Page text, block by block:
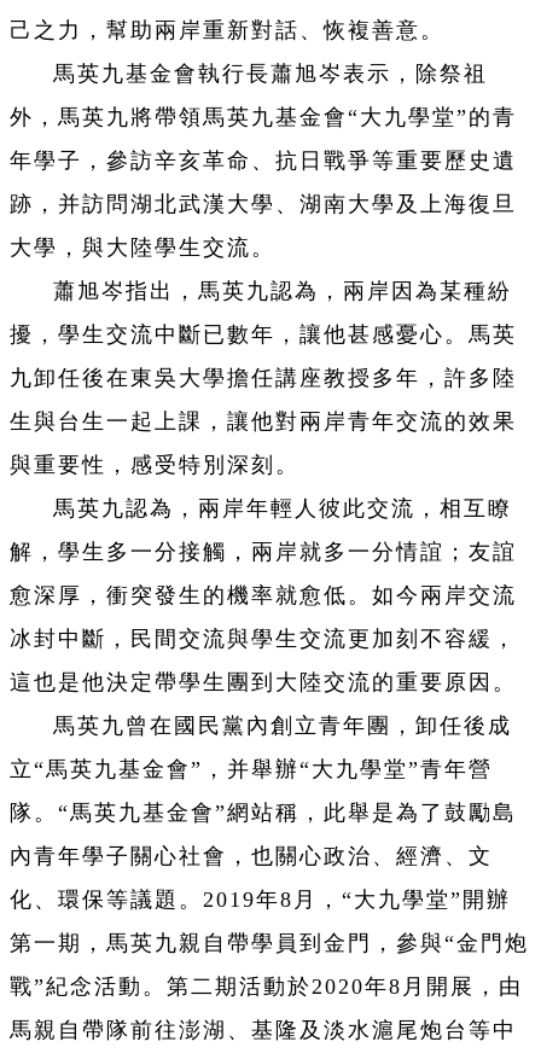
己之力，幫助兩岸重新對話、恢複善意。
馬英九基金會執行長蕭旭岑表示，除祭祖
外，馬英九將帶領馬英九基金會“大九學堂”的青
年學子，參訪辛亥革命、抗日戰爭等重要歷史遺
跡，并訪問湖北武漢大學、湖南大學及上海復旦
大學，與大陸學生交流。
蕭旭岑指出，馬英九認為，兩岸因為某種紛
擾，學生交流中斷已數年，讓他甚感憂心。馬英
九卸任後在東吳大學擔任講座教授多年，許多陸
生與台生一起上課，讓他對兩岸青年交流的效果
與重要性，感受特別深刻。
馬英九認為，兩岸年輕人彼此交流，相互瞭
解，學生多一分接觸，兩岸就多一分情誼；友誼
愈深厚，衝突發生的機率就愈低。如今兩岸交流
冰封中斷，民間交流與學生交流更加刻不容緩，
這也是他決定帶學生團到大陸交流的重要原因。
馬英九曾在國民黨內創立青年團，卸任後成
立“馬英九基金會”，并舉辦“大九學堂”青年營
隊。“馬英九基金會”網站稱，此舉是為了鼓勵島
內青年學子關心社會，也關心政治、經濟、文
化、環保等議題。2019年8月，“大九學堂”開辦
第一期，馬英九親自帶學員到金門，參與“金門炮
戰”紀念活動。第二期活動於2020年8月開展，由
馬親自帶隊前往澎湖、基隆及淡水滬尾炮台等中